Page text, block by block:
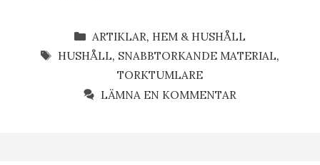
KATEGORIER
ARTIKLAR, HEM & HUSHÅLL
ETIKETTER
HUSHÅLL, SNABBTORKANDE MATERIAL,
TORKTUMLARE
LÄMNA EN KOMMENTAR